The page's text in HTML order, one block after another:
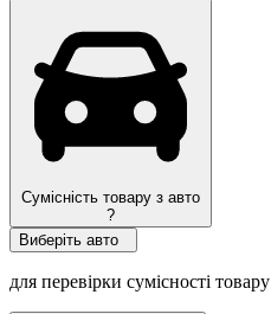
Сумісність товару з авто
?
Виберіть авто
для перевірки сумісності товару